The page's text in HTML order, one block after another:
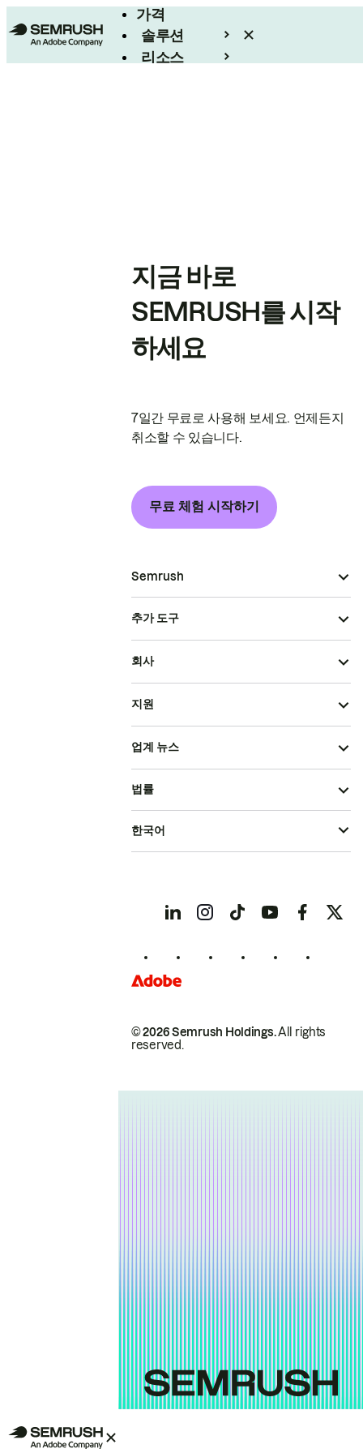
가격
솔루션
리소스
지금 바로
SEMRUSH를 시작
하세요
7일간 무료로 사용해 보세요. 언제든지
취소할 수 있습니다.
무료 체험 시작하기
Semrush
추가 도구
회사
지원
업계 뉴스
© 2026 Semrush Holdings.All rights
reserved.
법률
한국어